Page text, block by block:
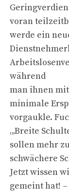
voran
werde ein
während
man ihnen
minimale
vorgaukle.
„‚Breite
sollen mehr
schwächere
Jetzt wissen
gemeint hat! –